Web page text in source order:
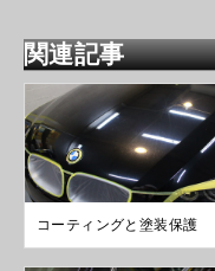
関連記事
コーティングと塗装保護